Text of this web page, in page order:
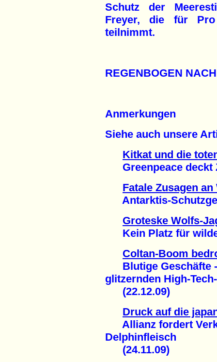
Schutz der
Freyer, die für
teilnimmt.
REGENBOGEN
Anmerkungen
Siehe auch unsere
Kitkat und die
Greenpeace deckt
Fatale Zusagen
Antarktis-
Groteske Wolfs-
Kein Platz für wilde
Coltan-Boom
Blutige Geschäfte -
glitzernden High-
(22.12.09)
Druck auf die
Allianz fordert
Delphinfleisch
(24.11.09)